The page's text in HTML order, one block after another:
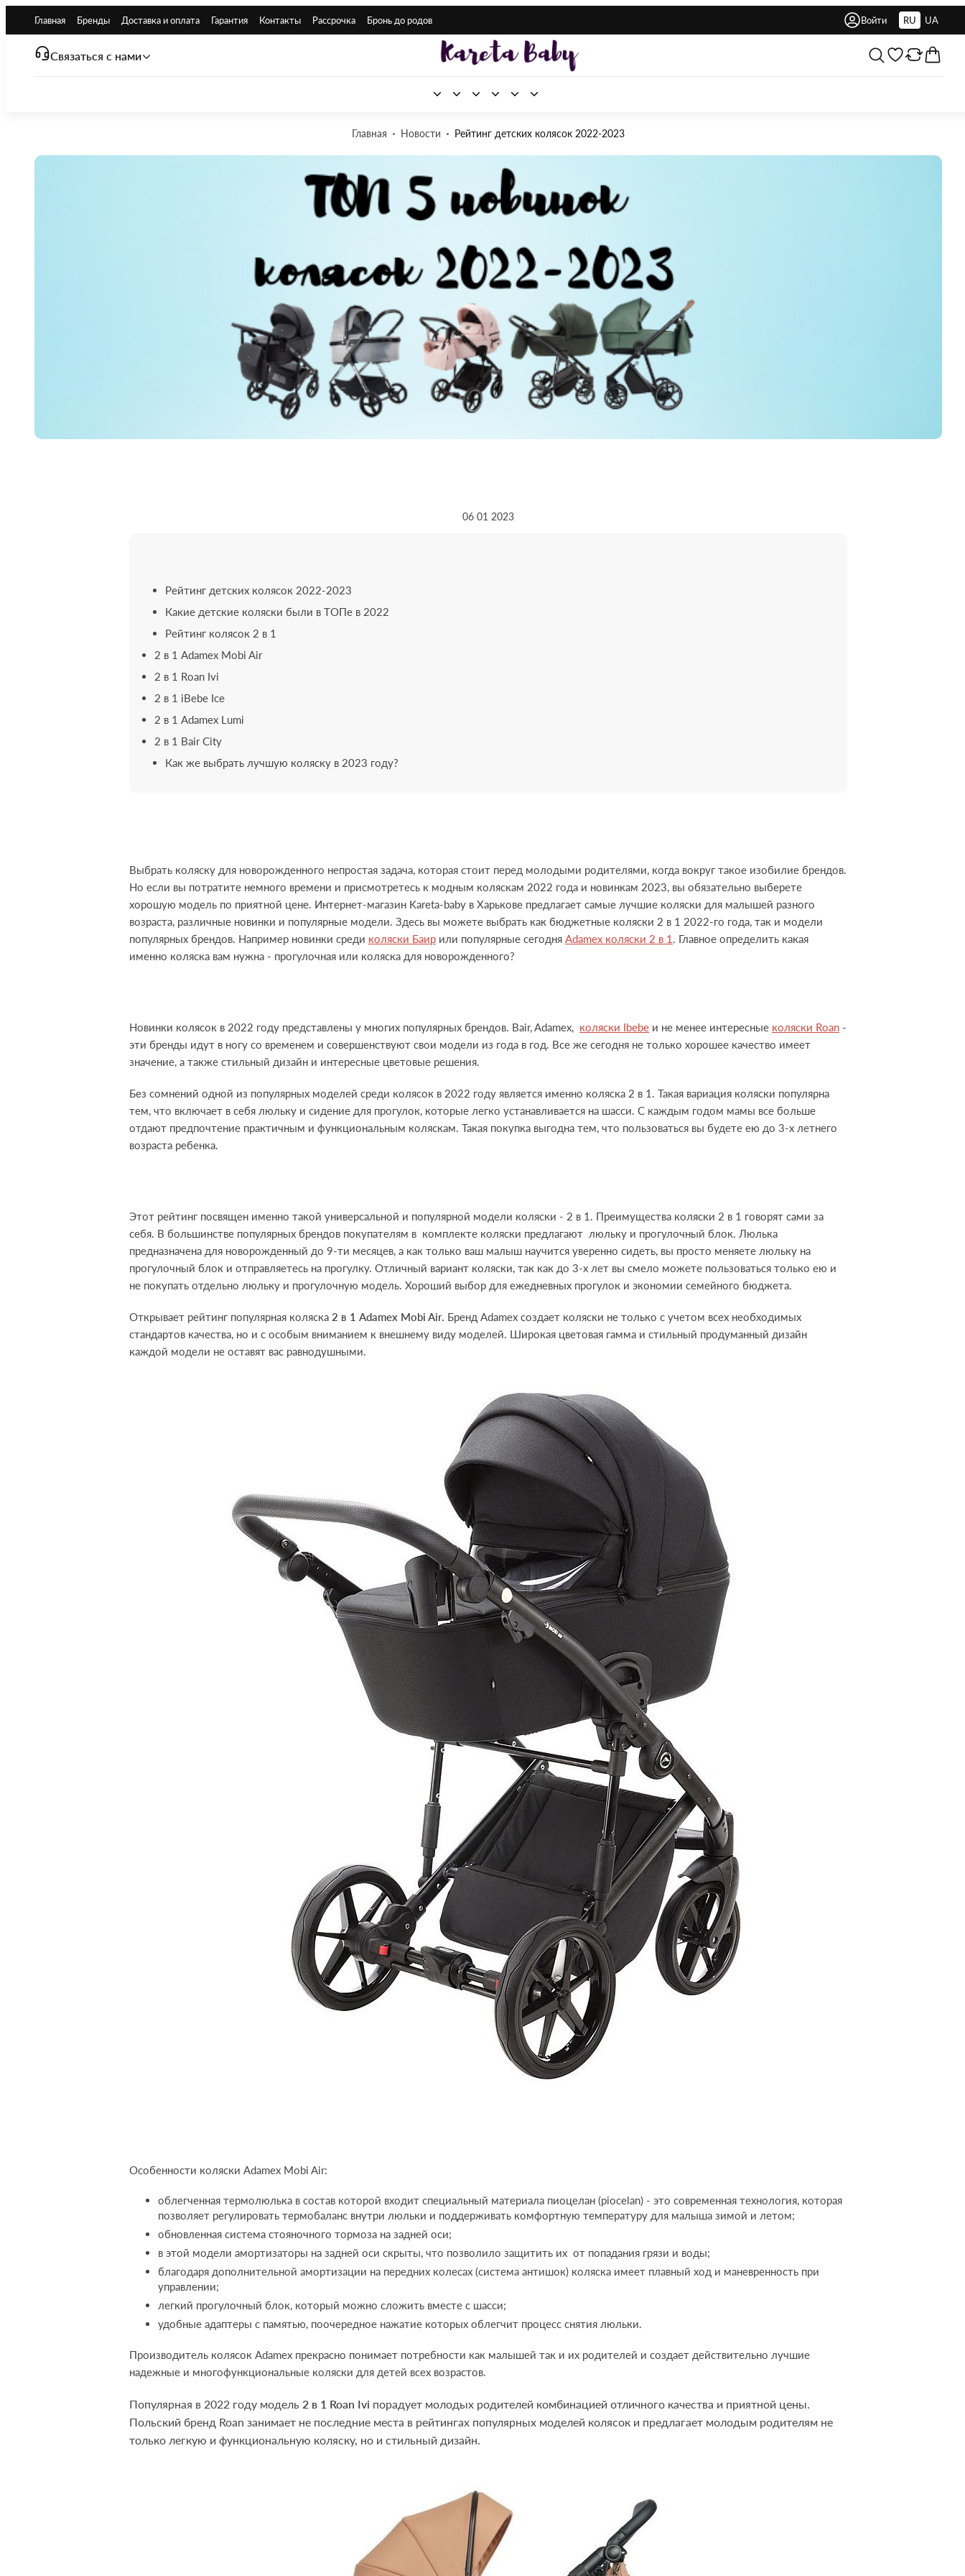
Главная Бренды Доставка и оплата Гарантия Контакты Рассрочка Бронь до родов Войти RU UA
Связаться с нами
Главная Новости Рейтинг детских колясок 2022-2023
06 01 2023
Рейтинг детских колясок 2022-2023
Какие детские коляски были в ТОПе в 2022
Рейтинг колясок 2 в 1
2 в 1 Adamex Mobi Air
2 в 1 Roan Ivi
2 в 1 iBebe Ice
2 в 1 Adamex Lumi
2 в 1 Bair City
Как же выбрать лучшую коляску в 2023 году?
Выбрать коляску для новорожденного непростая задача, которая стоит перед молодыми родителями, когда вокруг такое изобилие брендов.
Но если вы потратите немного времени и присмотретесь к модным коляскам 2022 года и новинкам 2023, вы обязательно выберете
хорошую модель по приятной цене. Интернет-магазин Karetа-baby в Харькове предлагает самые лучшие коляски для малышей разного
возраста, различные новинки и популярные модели. Здесь вы можете выбрать как бюджетные коляски 2 в 1 2022-го года, так и модели
популярных брендов. Например новинки среди коляски Баир или популярные сегодня Adamex коляски 2 в 1 . Главное определить какая
именно коляска вам нужна - прогулочная или коляска для новорожденного?
Новинки колясок в 2022 году представлены у многих популярных брендов. Bair, Adamex, коляски Ibebe и не менее интересные коляски Roan -
эти бренды идут в ногу со временем и совершенствуют свои модели из года в год. Все же сегодня не только хорошее качество имеет
значение, а также стильный дизайн и интересные цветовые решения.
Без сомнений одной из популярных моделей среди колясок в 2022 году является именно коляска 2 в 1. Такая вариация коляски популярна
тем, что включает в себя люльку и сидение для прогулок, которые легко устанавливается на шасси. С каждым годом мамы все больше
отдают предпочтение практичным и функциональным коляскам. Такая покупка выгодна тем, что пользоваться вы будете ею до 3-х летнего
возраста ребенка.
Этот рейтинг посвящен именно такой универсальной и популярной модели коляски - 2 в 1. Преимущества коляски 2 в 1 говорят сами за
себя. В большинстве популярных брендов покупателям в комплекте коляски предлагают люльку и прогулочный блок. Люлька
предназначена для новорожденный до 9-ти месяцев, а как только ваш малыш научится уверенно сидеть, вы просто меняете люльку на
прогулочный блок и отправляетесь на прогулку. Отличный вариант коляски, так как до 3-х лет вы смело можете пользоваться только ею и
не покупать отдельно люльку и прогулочную модель. Хороший выбор для ежедневных прогулок и экономии семейного бюджета.
Открывает рейтинг популярная коляска 2 в 1 Adamex Mobi Air. Бренд Adamex создает коляски не только с учетом всех необходимых
стандартов качества, но и с особым вниманием к внешнему виду моделей. Широкая цветовая гамма и стильный продуманный дизайн
каждой модели не оставят вас равнодушными.
Особенности коляски Adamex Mobi Air:
облегченная термолюлька в состав которой входит специальный материала пиоцелан (piocelan) - это современная технология, которая
позволяет регулировать термобаланс внутри люльки и поддерживать комфортную температуру для малыша зимой и летом;
обновленная система стояночного тормоза на задней оси;
в этой модели амортизаторы на задней оси скрыты, что позволило защитить их от попадания грязи и воды;
благодаря дополнительной амортизации на передних колесах (система антишок) коляска имеет плавный ход и маневренность при
управлении;
легкий прогулочный блок, который можно сложить вместе с шасси;
удобные адаптеры с памятью, поочередное нажатие которых облегчит процесс снятия люльки.
Производитель колясок Adamex прекрасно понимает потребности как малышей так и их родителей и создает действительно лучшие
надежные и многофункциональные коляски для детей всех возрастов.
Популярная в 2022 году модель 2 в 1 Roan Ivi порадует молодых родителей комбинацией отличного качества и приятной цены.
Польский бренд Roan занимает не последние места в рейтингах популярных моделей колясок и предлагает молодым родителям не
только легкую и функциональную коляску, но и стильный дизайн.